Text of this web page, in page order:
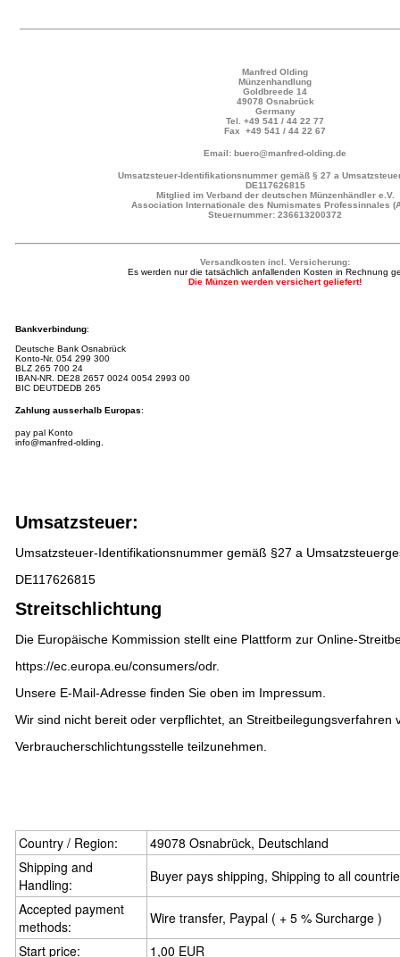
Manfred Olding
Münzenhandlung
Goldbreede 14
49078 Osnabrück
Germany
Tel. +49 541 / 44 22 77
Fax +49 541 / 44 22 67
Email: buero@manfred-olding.de
Umsatzsteuer-Identifikationsnummer gemäß § 27 a
DE117626815
Mitglied im Verband der deutschen Münzenhändler e.V.
Association Internationale des Numismates Professinnales
Steuernummer: 236613200372
Versandkosten incl. Versicherung:
Es werden nur die tatsächlich anfallenden Kosten in Rechnung
Die Münzen werden versichert geliefert!
Bankverbindung:
Deutsche Bank Osnabrück
Konto-Nr. 054 299 300
BLZ 265 700 24
IBAN-NR. DE28 2657 0024 0054 2993 00
BIC DEUTDEDB 265
Zahlung ausserhalb Europas:
pay pal Konto
info@manfred-olding.
Umsatzsteuer:
Umsatzsteuer-Identifikationsnummer gemäß §27 a
DE117626815
Streitschlichtung
Die Europäische Kommission stellt eine Plattform zur Online-
https://ec.europa.eu/consumers/odr.
Unsere E-Mail-Adresse finden Sie oben im Impressum.
Wir sind nicht bereit oder verpflichtet, an Streitbeilegungsverfahren
Verbraucherschlichtungsstelle teilzunehmen.
Country / Region:
49078 Osnabrück, Deutschland
Shipping and
Handling:
Buyer pays shipping, Shipping to all
Accepted payment
methods:
Wire transfer, Paypal ( + 5 % Surcharge )
Start price:
1,00 EUR